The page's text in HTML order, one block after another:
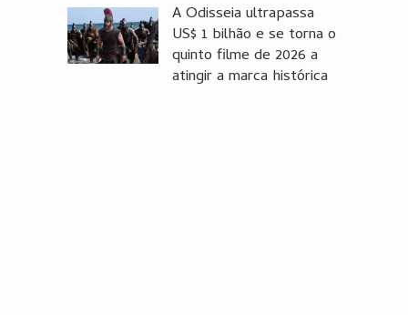
A Odisseia ultrapassa
US$ 1 bilhão e se torna o
quinto filme de 2026 a
atingir a marca histórica